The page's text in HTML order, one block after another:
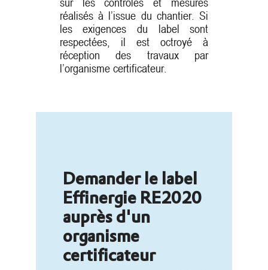
réalisés à l’issue du chantier. Si
les exigences du label sont
respectées, il est octroyé à
réception des travaux par
l’organisme certificateur.
Demander le label
Effinergie RE2020
auprès d'un
organisme
certificateur